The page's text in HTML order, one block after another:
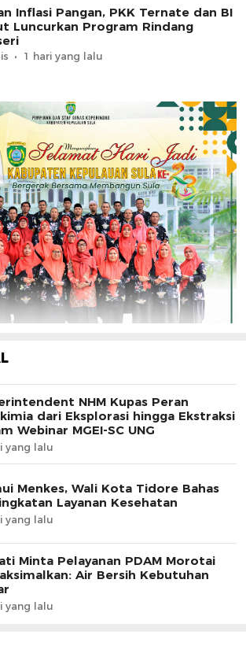
Inflasi Pangan, PKK Ternate dan BI
Luncurkan Program Rindang
1 hari yang lalu
NHM Kupas Peran
dari Eksplorasi hingga Ekstraksi
Webinar MGEI-SC UNG
yang lalu
Menkes, Wali Kota Tidore Bahas
Layanan Kesehatan
yang lalu
Minta Pelayanan PDAM Morotai
Air Bersih Kebutuhan
yang lalu